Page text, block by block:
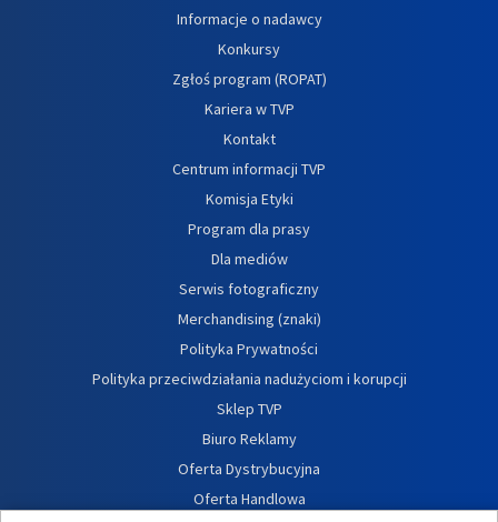
Informacje o nadawcy
Konkursy
Zgłoś program (ROPAT)
Kariera w TVP
Kontakt
Centrum informacji TVP
Komisja Etyki
Program dla prasy
Dla mediów
Serwis fotograficzny
Merchandising (znaki)
Polityka Prywatności
Polityka przeciwdziałania nadużyciom i korupcji
Sklep TVP
Biuro Reklamy
Oferta Dystrybucyjna
Oferta Handlowa